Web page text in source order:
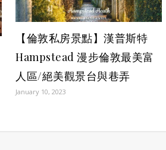
【倫敦私房景點】漢普斯特
Hampstead 漫步倫敦最美富
人區/絕美觀景台與巷弄
January 10, 2023